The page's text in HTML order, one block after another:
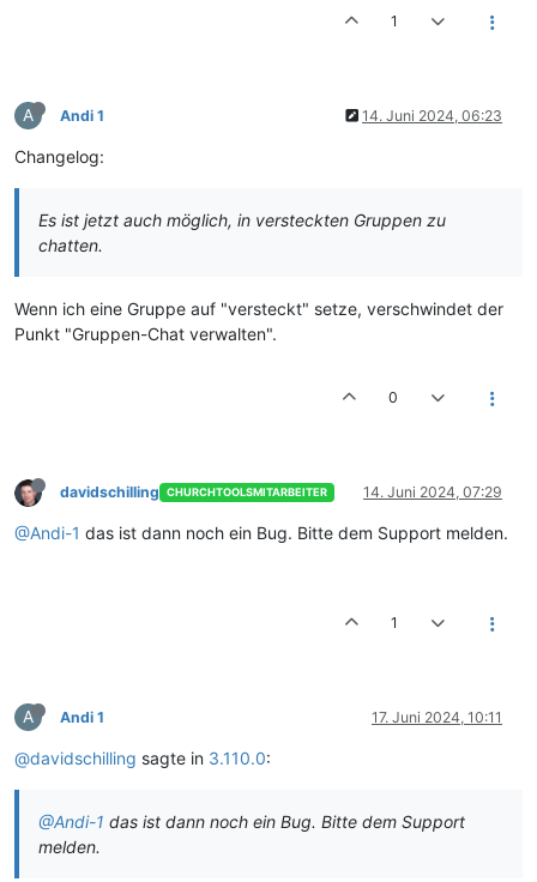
1
A Andi 1 14. Juni 2024, 06:23
Changelog:
Es ist jetzt auch möglich, in versteckten Gruppen zu
chatten.
Wenn ich eine Gruppe auf "versteckt" setze, verschwindet der
Punkt "Gruppen-Chat verwalten".
0
davidschilling CHURCHTOOLSMITARBEITER 14. Juni 2024, 07:29
@Andi-1 das ist dann noch ein Bug. Bitte dem Support melden.
1
A Andi 1 17. Juni 2024, 10:11
@davidschilling sagte in 3.110.0:
@Andi-1 das ist dann noch ein Bug. Bitte dem Support
melden.